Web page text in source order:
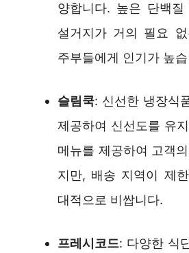
양합니다. 높은 단백
설거지가 거의 필요
주부들에게 인기가 높
슬림쿡: 신선한 냉장식
제공하여 신선도를 유
메뉴를 제공하여 고객
지만, 배송 지역이 제
대적으로 비쌉니다.
프레시코드: 다양한 식